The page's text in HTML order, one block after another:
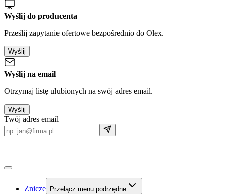
Wyślij do producenta
Prześlij zapytanie ofertowe bezpośrednio do Olex.
Wyślij
Wyślij na email
Otrzymaj listę ulubionych na swój adres email.
Wyślij
Twój adres email
Znicze Przełącz menu podrzędne